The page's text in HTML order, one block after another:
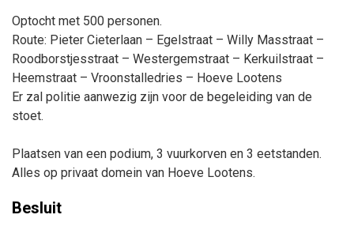
Optocht met 500 personen.
Route: Pieter Cieterlaan – Egelstraat – Willy Masstraat –
Roodborstjesstraat – Westergemstraat – Kerkuilstraat –
Heemstraat – Vroonstalledries – Hoeve Lootens
Er zal politie aanwezig zijn voor de begeleiding van de
stoet.
Plaatsen van een podium, 3 vuurkorven en 3 eetstanden.
Alles op privaat domein van Hoeve Lootens.
Besluit